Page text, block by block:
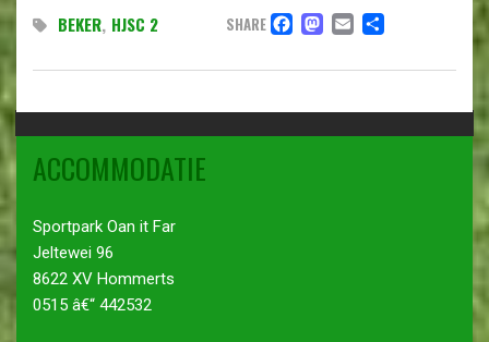
BEKER, HJSC 2 SHARE FACEBOOK
MASTODON
EMAIL
ACCOMMODATIE
Sportpark Oan it Far
Jeltewei 96
8622 XV Hommerts
0515 â€“ 442532